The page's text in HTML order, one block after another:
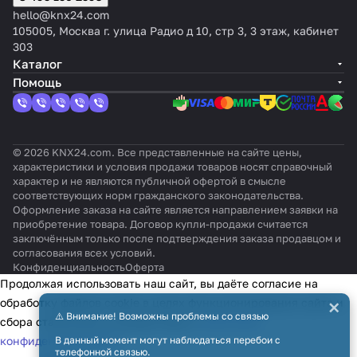
ойка
на
360°
кан
аль
Чёр
ный
входит
в
компле
cur й
ый
Чёрный ный
hello@knx24.com
105005, Москва г. улица Радио д 10, стр 3, 3 этаж, кабинет
303
Каталог
Помощь
© 2026 KNX24.com. Все представленные на сайте цены,
характеристики и условия продажи товаров носят справочный
характер и не являются публичной офертой в смысле
соответствующих норм гражданского законодательства.
Оформление заказа на сайте является направлением заявки на
приобретение товара. Договор купли-продажи считается
заключённым только после подтверждения заказа продавцом и
согласования всех условий.
КонфиденциальностьОферта
⚠️ Внимание! Возможны проблемы со связью
В данный момент могут наблюдаться перебои с
телефонной связью.
×
Продолжая использовать наш сайт, вы даёте согласие на
обработку файлов cookie в целях функционирования сайта и
сбора статистики в соответствии сполитикой
конфиденциальности